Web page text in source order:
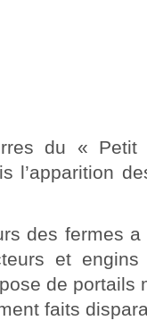
du « Petit
l’apparition
des fermes
et
de portails
faits